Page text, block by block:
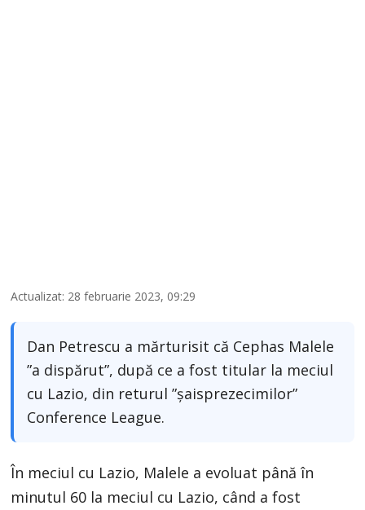
Actualizat: 28 februarie 2023, 09:29
Dan Petrescu a mărturisit că Cephas Malele
”a dispărut”, după ce a fost titular la meciul
cu Lazio, din returul ”șaisprezecimilor”
Conference League.
În meciul cu Lazio, Malele a evoluat până în
minutul 60 la meciul cu Lazio, când a fost